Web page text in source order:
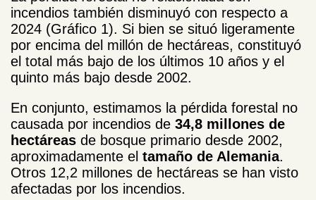
incendios también disminuyó con respecto a
2024 (Gráfico 1). Si bien se situó ligeramente
por encima del millón de hectáreas, constituyó
el total más bajo de los últimos 10 años y el
quinto más bajo desde 2002.
En conjunto, estimamos la pérdida forestal no
causada por incendios de 34,8 millones de
hectáreas de bosque primario desde 2002,
aproximadamente el tamaño de Alemania.
Otros 12,2 millones de hectáreas se han visto
afectadas por los incendios.